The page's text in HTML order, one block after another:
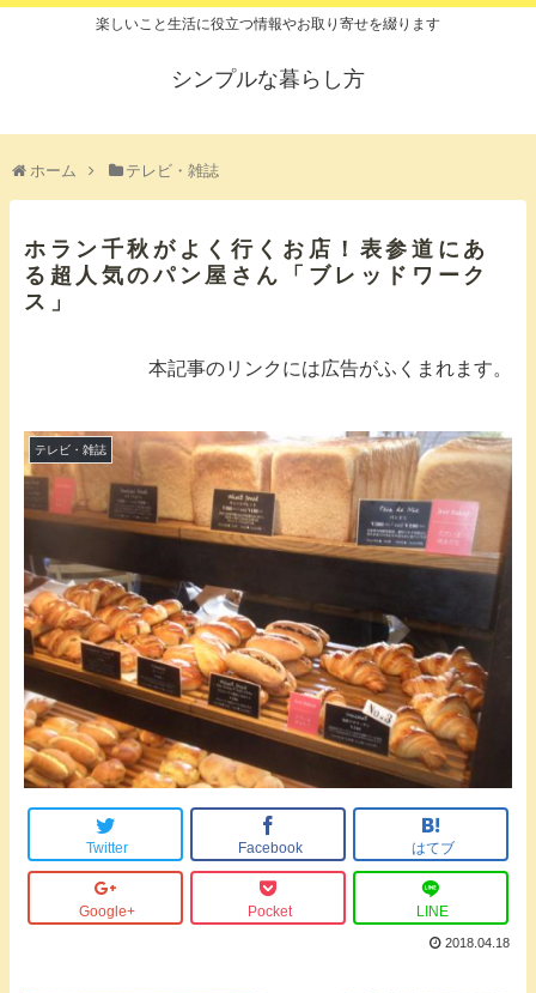
楽しいこと生活に役立つ情報やお取り寄せを綴ります
シンプルな暮らし方
ホーム テレビ・雑誌
ホラン千秋がよく行くお店！表参道にあ
る超人気のパン屋さん「ブレッドワーク
ス」
本記事のリンクには広告がふくまれます。
テレビ・雑誌
Twitter Facebook はてブ
Google+ Pocket LINE
2018.04.18